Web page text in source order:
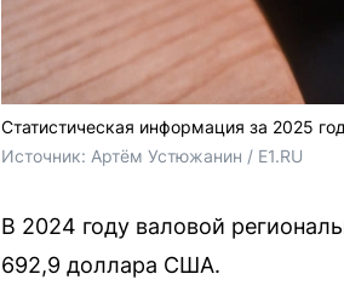
Статистическая информация за 2025
Источник: Артём Устюжанин / E1.RU
В 2024 году валовой
692,9 доллара США.